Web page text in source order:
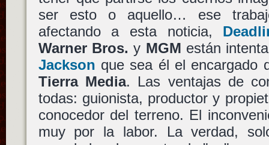
ser esto o aquello… ese
afectando a esta noticia,
Warner Bros. y MGM están
Jackson que sea él el encargado
Tierra Media. Las ventajas de
todas: guionista, productor y
conocedor del terreno. El
muy por la labor. La verdad,